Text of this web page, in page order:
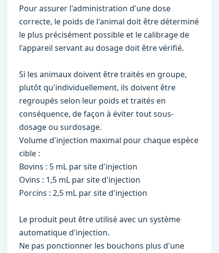
Pour assurer l'administration d'une dose
correcte, le poids de l'animal doit être déterminé
le plus précisément possible et le calibrage de
l'appareil servant au dosage doit être vérifié.
Si les animaux doivent être traités en groupe,
plutôt qu'individuellement, ils doivent être
regroupés selon leur poids et traités en
conséquence, de façon à éviter tout sous-
dosage ou surdosage.
Volume d'injection maximal pour chaque espèce
cible :
Bovins : 5 mL par site d'injection
Ovins : 1,5 mL par site d'injection
Porcins : 2,5 mL par site d'injection
Le produit peut être utilisé avec un système
automatique d'injection.
Ne pas ponctionner les bouchons plus d'une